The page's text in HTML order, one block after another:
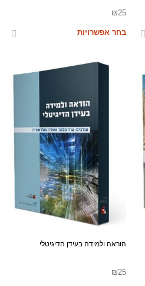
₪25
בחר אפשרויות
הוראה ולמידה בעידן הדיגיטלי
₪25